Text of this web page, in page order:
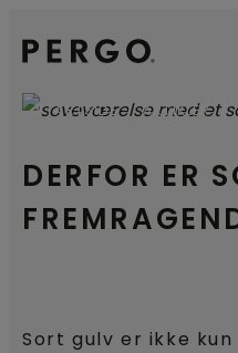
DERFOR ER
STARTSIDE ARTIKLER
Sort gulv er ikke